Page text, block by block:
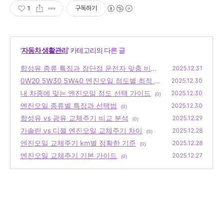
1 구독하기
'자동차 생활관리' 카테고리의 다른 글
합성유 종류 특징과 장단점 운전자 맞춤 비교
분석
(0)
2025.12.31
0W20 5W30 5W40 엔진오일 점도별 최적 선
택 기준
(0)
2025.12.30
내 차종에 맞는 엔진오일 점도 선택 가이드 (0) 2025.12.30
엔진오일 종류별 특징과 선택법 (0) 2025.12.30
합성유 vs 광유 교체주기 비교 분석 (0) 2025.12.29
가솔린 vs 디젤 엔진오일 교체주기 차이 (0) 2025.12.28
엔진오일 교체주기 km별 정확한 기준 (0) 2025.12.28
엔진오일 교체주기 기본 가이드 (0) 2025.12.27